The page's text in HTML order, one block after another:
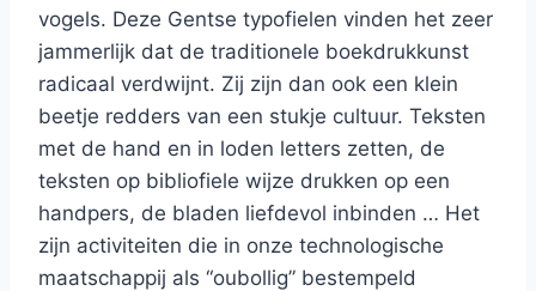
vogels. Deze Gentse typofielen vinden het zeer
jammerlijk dat de traditionele boekdrukkunst
radicaal verdwijnt. Zij zijn dan ook een klein
beetje redders van een stukje cultuur. Teksten
met de hand en in loden letters zetten, de
teksten op bibliofiele wijze drukken op een
handpers, de bladen liefdevol inbinden … Het
zijn activiteiten die in onze technologische
maatschappij als “oubollig” bestempeld